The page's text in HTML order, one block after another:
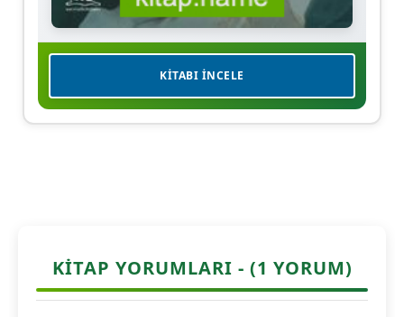
KITABI İNCELE
KITAP YORUMLARI - (1 YORUM)